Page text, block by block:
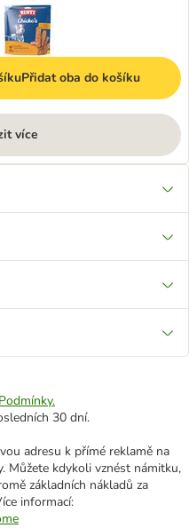
Přidat oba do košíku
více
Podmínky.
30 dní.
adresu k přímé reklamě na
Můžete kdykoli vznést námitku,
základních nákladů za
informací: